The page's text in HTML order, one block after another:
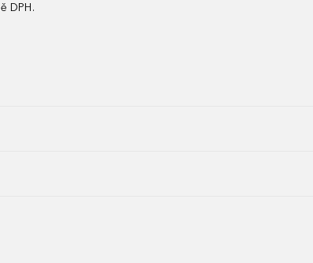
DPH.